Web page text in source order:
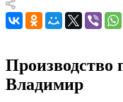
Производство
Владимир